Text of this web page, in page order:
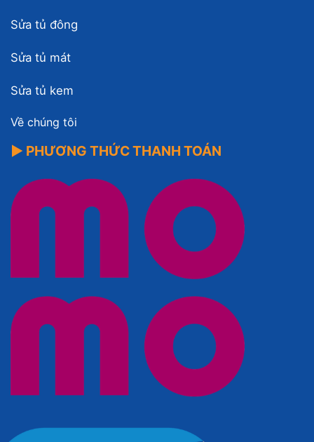
Sửa tủ đông
Sửa tủ mát
Sửa tủ kem
Về chúng tôi
▶ PHƯƠNG THỨC THANH TOÁN